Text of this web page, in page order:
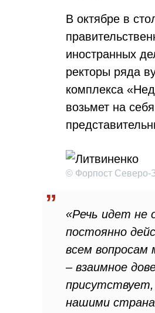
В октябре в
иностранных
ректоры ряда
комплекса
возьмет на
© Форпост Северо-
«Речь идет не
постоянно
всем вопросам
– взаимное
нашими